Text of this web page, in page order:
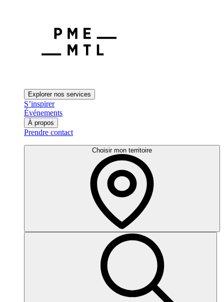
Explorer nos services
S’inspirer
Événements
À propos
Prendre contact
Choisir mon territoire